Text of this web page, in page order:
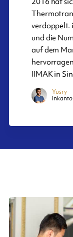
verdoppelt.
und die
auf dem
IIMAK in
Yusry